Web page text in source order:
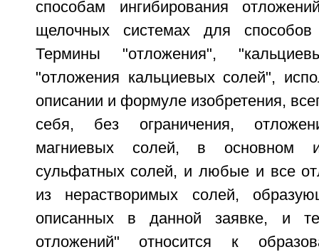
способам ингибирования
щелочных системах для
Термины "отложения",
"отложения кальциевых солей",
описании и формуле изобретения,
себя, без ограничения,
магниевых солей, в основном
сульфатных солей, и любые и все
из нерастворимых солей,
описанных в данной заявке, и
отложений" относится к